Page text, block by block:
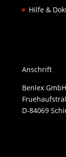
Hilfe &
Anschrift
Benlex GmbH
D-84069